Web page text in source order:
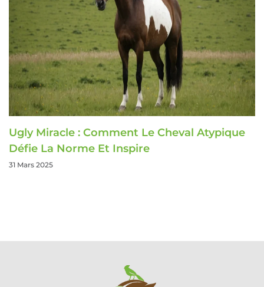
Ugly Miracle : Comment Le Cheval Atypique
Défie La Norme Et Inspire
31 Mars 2025